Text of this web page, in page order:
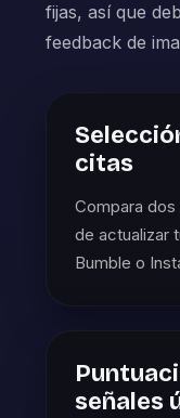
fijas, así que
feedback de
citas
Compara
de actualizar
Bumble o
señales